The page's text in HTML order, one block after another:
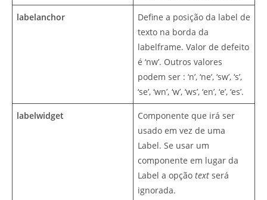
labelanchor
Define a posição da label de
texto na borda da
labelframe. Valor de defeito
é ‘nw’. Outros valores
podem ser : ‘n’, ‘ne’, ‘sw’, ‘s’,
‘se’, ‘wn’, ‘w’, ‘ws’, ‘en’, ‘e’, ‘es’.
labelwidget
Componente que irá ser
usado em vez de uma
Label. Se usar um
componente em lugar da
Label a opção text será
ignorada.